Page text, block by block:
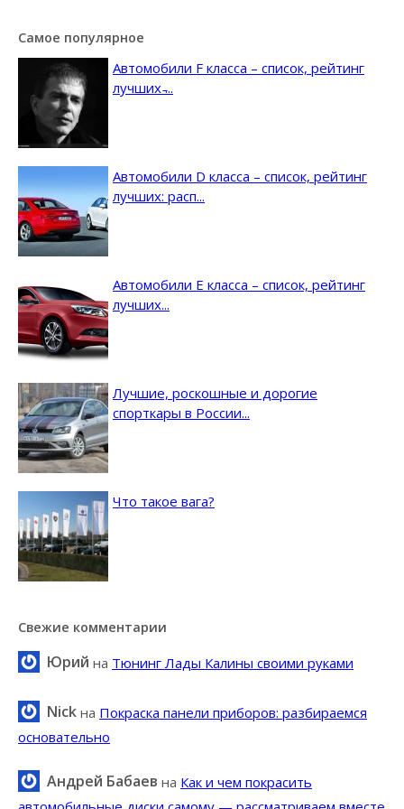
Самое популярное
Автомобили F класса – список, рейтинг
лучших ̵...
Автомобили D класса – список, рейтинг
лучших: расп...
Автомобили E класса – список, рейтинг
лучших...
Лучшие, роскошные и дорогие
спорткары в России...
Что такое вага?
Свежие комментарии
Юрий на Тюнинг Лады Калины своими руками
Nick на Покраска панели приборов: разбираемся
основательно
Андрей Бабаев на Как и чем покрасить